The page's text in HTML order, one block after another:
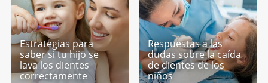
Estrategias para
saber si tu hijo se
lava los dientes
correctamente
Respuestas a las
dudas sobre la caída
de dientes de los
niños